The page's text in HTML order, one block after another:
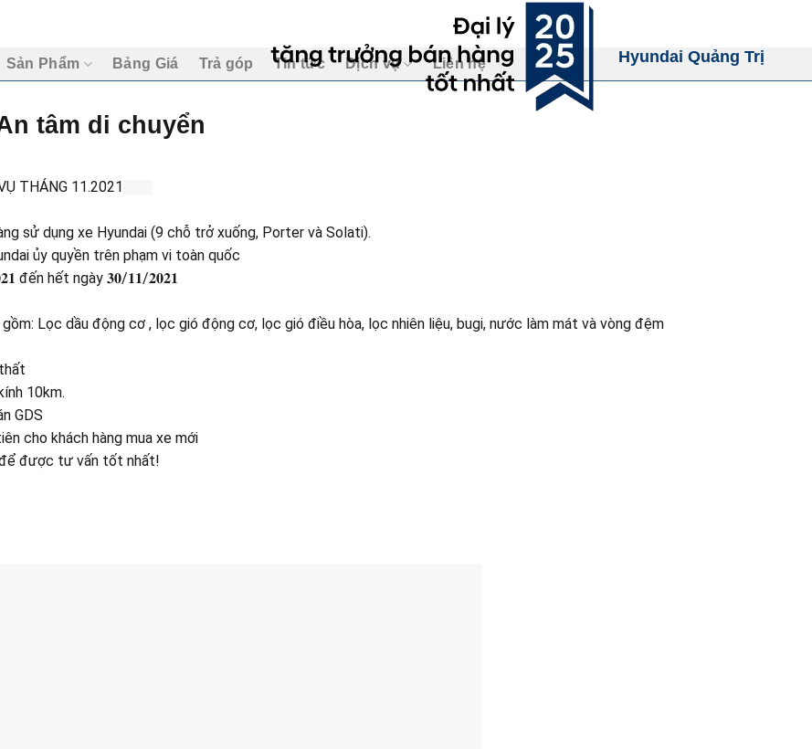
Hyundai Quảng Trị
Sản Phẩm Bảng Giá Trả góp Tin tức Dịch vụ Liên hệ
tâm di chuyển
THÁNG 11.2021
sử dụng xe Hyundai (9 chỗ trở xuống, Porter và Solati).
ủy quyền trên phạm vi toàn quốc
đến hết ngày 𝟑𝟎/𝟏𝟏/𝟐𝟎𝟐𝟏
Lọc dầu động cơ , lọc gió động cơ, lọc gió điều hòa, lọc nhiên liệu, bugi, nước làm mát và vòng đệm
10km.
GDS
cho khách hàng mua xe mới
được tư vấn tốt nhất!